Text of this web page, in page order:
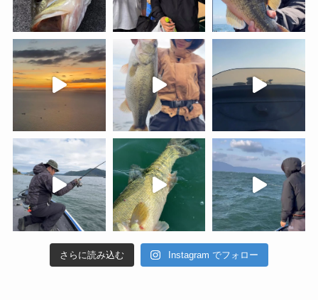
さらに読み込む Instagram でフォロー